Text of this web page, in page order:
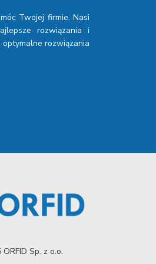
Twojej firmie. Nasi
rozwiązania i
rozwiązania
Sp. z o.o.